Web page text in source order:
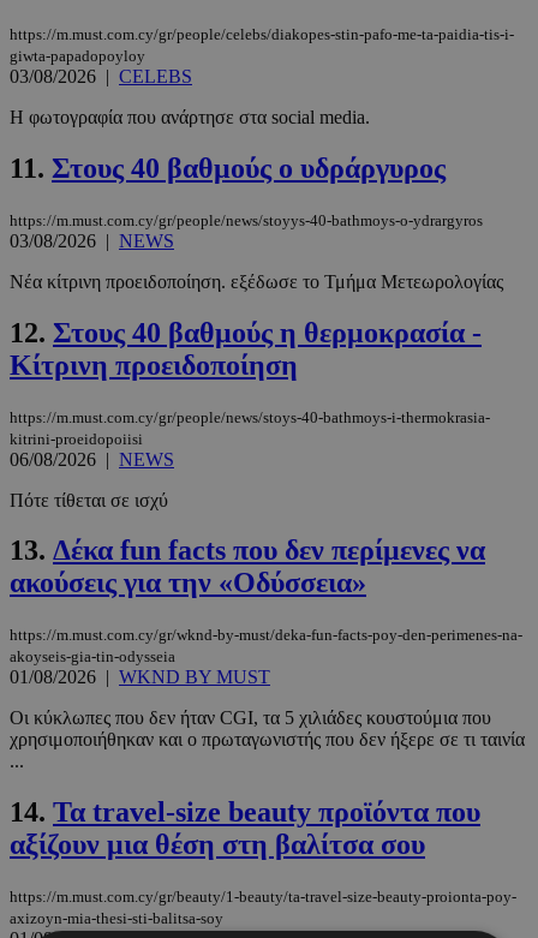
https://m.must.com.cy/gr/people/celebs/diakopes-stin-pafo-me-ta-paidia-tis-i-
giwta-papadopoyloy
03/08/2026 | CELEBS
Η φωτογραφία που ανάρτησε στα social media.
11. Στους 40 βαθμούς ο υδράργυρος
https://m.must.com.cy/gr/people/news/stoyys-40-bathmoys-o-ydrargyros
03/08/2026 | NEWS
Νέα κίτρινη προειδοποίηση. εξέδωσε το Τμήμα Μετεωρολογίας
12. Στους 40 βαθμούς η θερμοκρασία -
Κίτρινη προειδοποίηση
https://m.must.com.cy/gr/people/news/stoys-40-bathmoys-i-thermokrasia-
kitrini-proeidopoiisi
06/08/2026 | NEWS
Πότε τίθεται σε ισχύ
13. Δέκα fun facts που δεν περίμενες να
ακούσεις για την «Οδύσσεια»
https://m.must.com.cy/gr/wknd-by-must/deka-fun-facts-poy-den-perimenes-na-
akoyseis-gia-tin-odysseia
01/08/2026 | WKND BY MUST
Οι κύκλωπες που δεν ήταν CGI, τα 5 χιλιάδες κουστούμια που
χρησιμοποιήθηκαν και ο πρωταγωνιστής που δεν ήξερε σε τι ταινία
...
14. Τα travel-size beauty προϊόντα που
αξίζουν μια θέση στη βαλίτσα σου
https://m.must.com.cy/gr/beauty/1-beauty/ta-travel-size-beauty-proionta-poy-
axizoyn-mia-thesi-sti-balitsa-soy